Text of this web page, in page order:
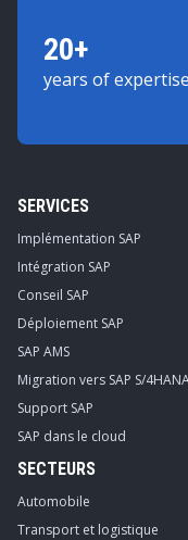
20+
years of expertise
SERVICES
Implémentation SAP
Intégration SAP
Conseil SAP
Déploiement SAP
SAP AMS
Migration vers SAP S/
Support SAP
SAP dans le cloud
SECTEURS
Automobile
Transport et logistique